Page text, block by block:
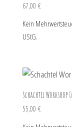
67,00 €
Kein
UStG.
Schachtel Workshop
55,00 €